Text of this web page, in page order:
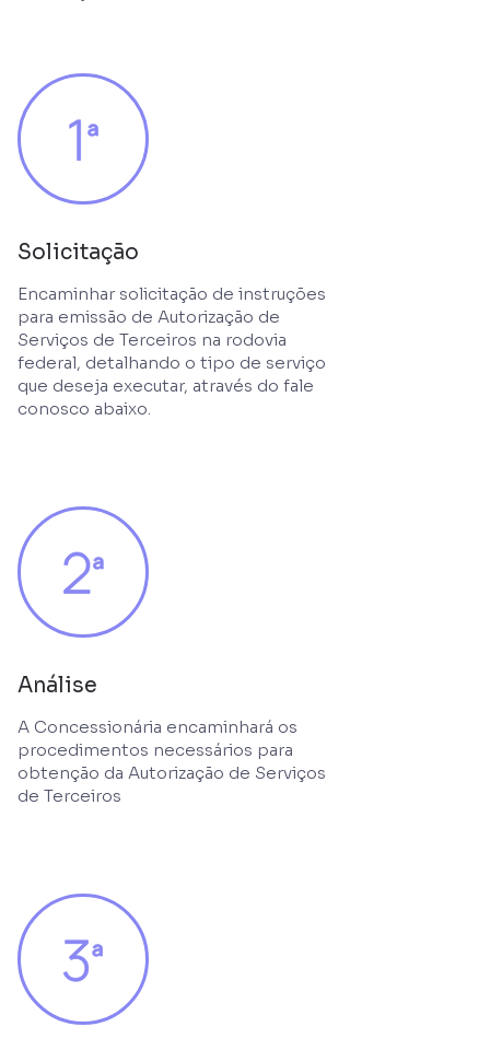
Solicitação
Encaminhar solicitação de instruções
para emissão de Autorização de
Serviços de Terceiros na rodovia
federal, detalhando o tipo de serviço
que deseja executar, através do fale
conosco abaixo.
Análise
A Concessionária encaminhará os
procedimentos necessários para
obtenção da Autorização de Serviços
de Terceiros